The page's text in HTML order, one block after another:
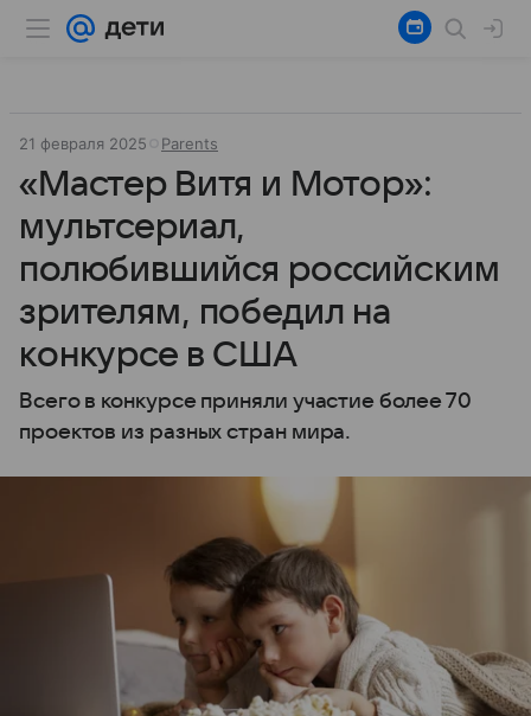
21 февраля 2025 Parents
«Мастер Витя и Мотор»:
мультсериал,
полюбившийся российским
зрителям, победил на
конкурсе в США
Всего в конкурсе приняли участие более 70
проектов из разных стран мира.